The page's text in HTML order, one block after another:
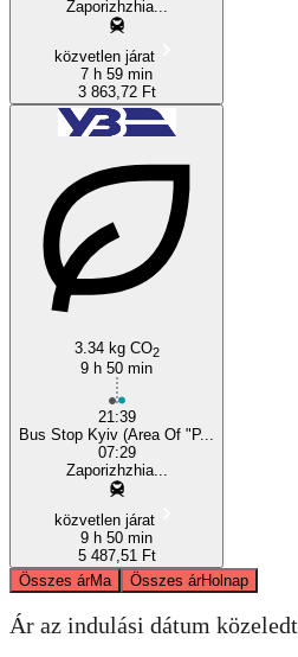
Zaporizhzhia...
közvetlen járat
7 h 59 min
3 863,72 Ft
3.34 kg CO2
9 h 50 min
21:39
Bus Stop Kyiv (Area Of "P...
07:29
Zaporizhzhia...
közvetlen járat
9 h 50 min
5 487,51 Ft
Összes árMa Összes árHolnap
Ár az indulási dátum